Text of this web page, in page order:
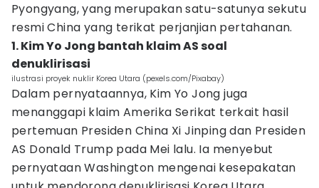
Pyongyang, yang merupakan satu-satunya sekutu
resmi China yang terikat perjanjian pertahanan.
1. Kim Yo Jong bantah klaim AS soal
denuklirisasi
ilustrasi proyek nuklir Korea Utara (pexels.com/Pixabay)
Dalam pernyataannya, Kim Yo Jong juga
menanggapi klaim Amerika Serikat terkait hasil
pertemuan Presiden China Xi Jinping dan Presiden
AS Donald Trump pada Mei lalu. Ia menyebut
pernyataan Washington mengenai kesepakatan